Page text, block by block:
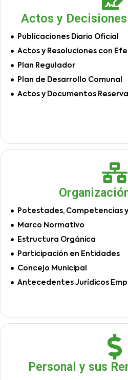
Actos y
Publicaciones Diario Oficial
Actos y Resoluciones con
Plan Regulador
Plan de Desarrollo Comunal
Actos y Documentos
Potestades, Competencias
Marco Normativo
Estructura Orgánica
Participación en Entidades
Concejo Municipal
Antecedentes Jurídicos
Personal y sus